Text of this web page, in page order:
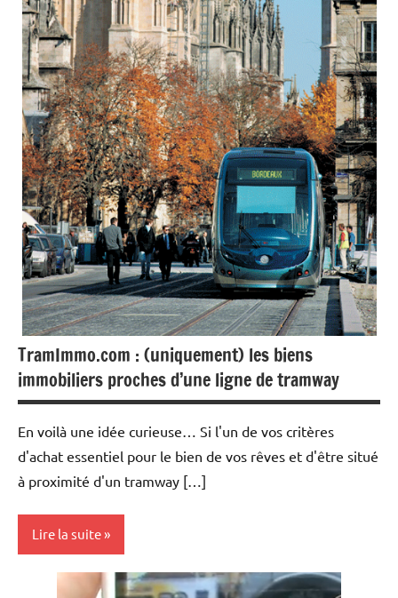
Presse
Synthèse
Tendance
TramImmo.com : (uniquement) les biens
immobiliers proches d’une ligne de tramway
En voilà une idée curieuse… Si l'un de vos critères
d'achat essentiel pour le bien de vos rêves et d'être situé
à proximité d'un tramway […]
Lire la suite
Achat/vente